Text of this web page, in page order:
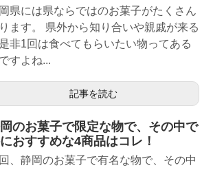
県には県ならではのお菓子がたくさん
ます。 県外から知り合いや親戚が来る
非1回は食べてもらいたい物ってある
すよね...
記事を読む
のお菓子で限定な物で、その中で
おすすめな4商品はコレ！
、静岡のお菓子で有名な物で、その中